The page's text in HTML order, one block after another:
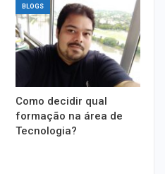
BLOGS
Como decidir qual
formação na área de
Tecnologia?